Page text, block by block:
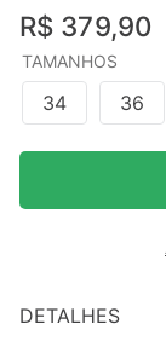
R$ 379,90
TAMANHOS
34 36
DETALHES